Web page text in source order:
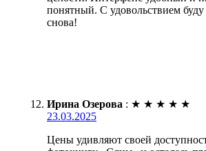
понятный. С удовольствием буду
снова!
Ирина Озерова : ★ ★ ★ ★ ★
23.03.2025
Цены удивляют своей